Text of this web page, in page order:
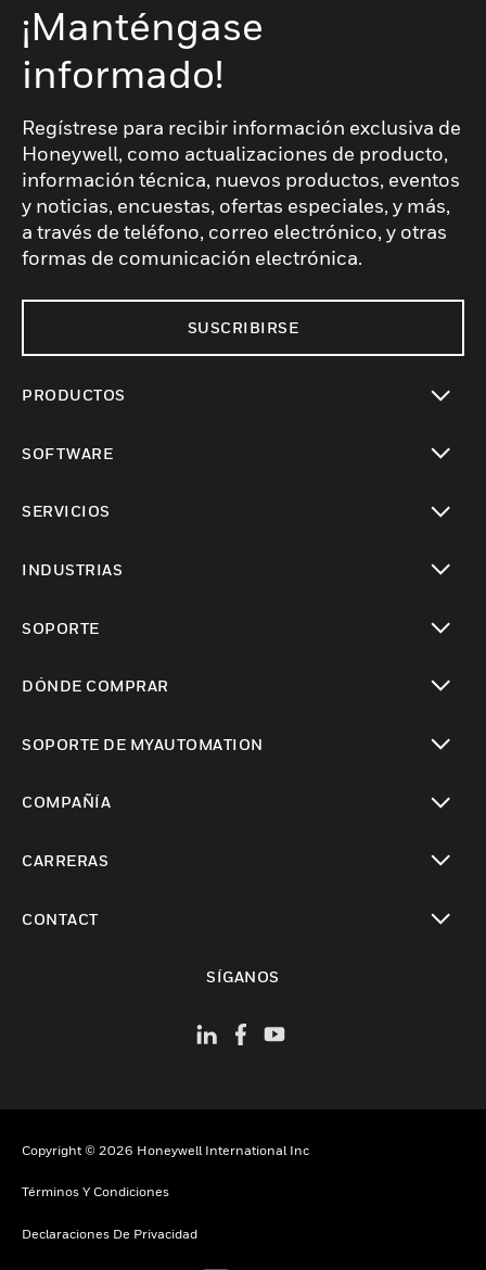
¡Manténgase
informado!
Regístrese para recibir información exclusiva de
Honeywell, como actualizaciones de producto,
información técnica, nuevos productos, eventos
y noticias, encuestas, ofertas especiales, y más,
a través de teléfono, correo electrónico, y otras
formas de comunicación electrónica.
SUSCRIBIRSE
PRODUCTOS
SOFTWARE
SERVICIOS
INDUSTRIAS
SOPORTE
DÓNDE COMPRAR
SOPORTE DE MYAUTOMATION
COMPAÑÍA
CARRERAS
CONTACT
SÍGANOS
Copyright © 2026 Honeywell International Inc
Términos Y Condiciones
Declaraciones De Privacidad